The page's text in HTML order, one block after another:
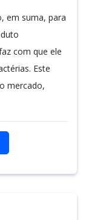
em suma, para
com que ele
Este
mercado,